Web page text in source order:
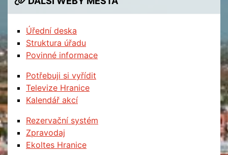
Úřední deska
Struktura úřadu
Povinné informace
Potřebuji si vyřídit
Televize Hranice
Kalendář akcí
Rezervační systém
Zpravodaj
Ekoltes Hranice